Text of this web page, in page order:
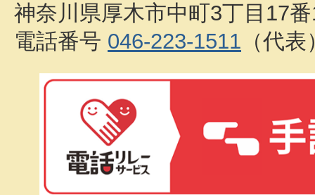
神奈川県厚木市中町3丁目17
電話番号 046-223-1511 （代表